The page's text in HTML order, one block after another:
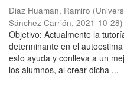
Diaz Huaman, Ramiro (
Sánchez Carrión, 2021-10-28)
Objetivo: Actualmente la
determinante en el
esto ayuda y conlleva a un
los alumnos, al crear dicha ...